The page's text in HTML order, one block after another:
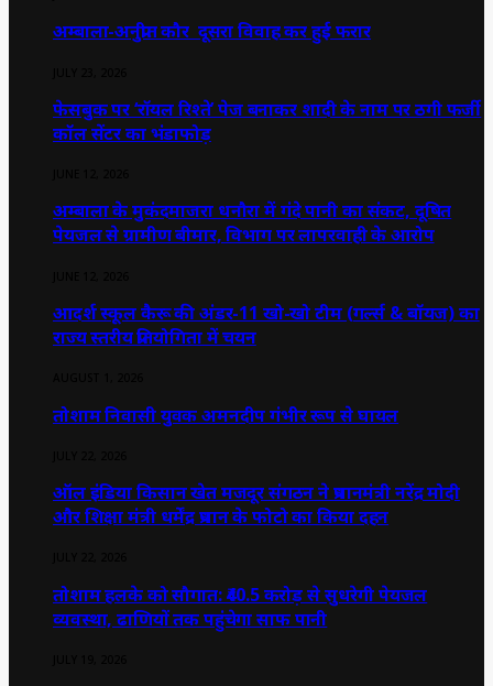
अम्बाला-अनुप्रीत कौर दूसरा विवाह कर हुई फरार
फेसबुक पर ‘रॉयल रिश्ते’ पेज बनाकर शादी के नाम पर ठगी फर्जी
कॉल सेंटर का भंडाफोड़
अम्बाला के मुकंदमाजरा धनौरा में गंदे पानी का संकट, दूषित
पेयजल से ग्रामीण बीमार, विभाग पर लापरवाही के आरोप
आदर्श स्कूल कैरू की अंडर-11 खो-खो टीम (गर्ल्स & बॉयज) का
राज्य स्तरीय प्रतियोगिता में चयन
तोशाम निवासी युवक अमनदीप गंभीर रूप से घायल
ऑल इंडिया किसान खेत मजदूर संगठन ने प्रधानमंत्री नरेंद्र मोदी
और शिक्षा मंत्री धर्मेंद्र प्रधान के फोटो का किया दहन
तोशाम हलके को सौगात: ₹40.5 करोड़ से सुधरेगी पेयजल
व्यवस्था, ढाणियों तक पहुंचेगा साफ पानी